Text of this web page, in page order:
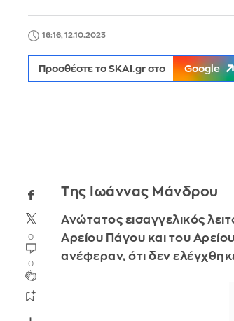
16:16, 12.10.2023
Προσθέστε το SKAI.gr στο Google
0
0
Της Ιωάννας Μάνδρου
Ανώτατος εισαγγελικός
Αρείου Πάγου και του
ανέφεραν, ότι δεν